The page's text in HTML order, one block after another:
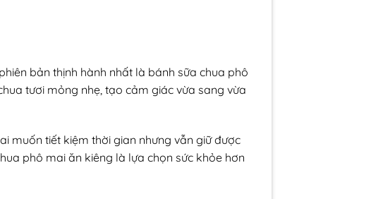
bản thịnh hành nhất là bánh sữa chua phô
tươi mỏng nhẹ, tạo cảm giác vừa sang vừa
muốn tiết kiệm thời gian nhưng vẫn giữ được
phô mai ăn kiêng là lựa chọn sức khỏe hơn